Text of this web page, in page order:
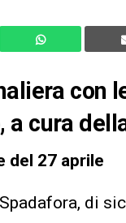
con
a cura
del 27 aprile
di